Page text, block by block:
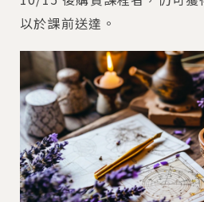
以於課前送達。